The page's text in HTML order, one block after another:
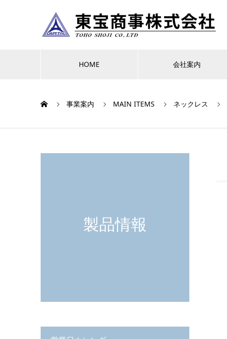
HOME 会社案内
事業案内 MAIN ITEMS ネックレス
製品情報